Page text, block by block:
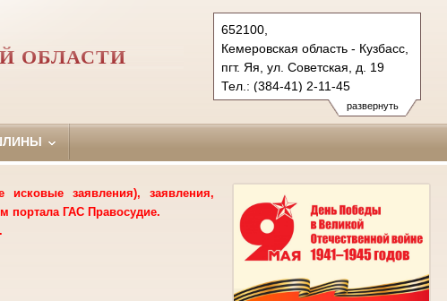
развернуть
652100,
Кемеровская область - Кузбасс,
пгт. Яя, ул. Советская, д. 19
Тел.: (384-41) 2-11-45
yaisky.kmr@sudrf.ru
ОБЛАСТИ
заявления), заявления,
портала ГАС Правосудие.